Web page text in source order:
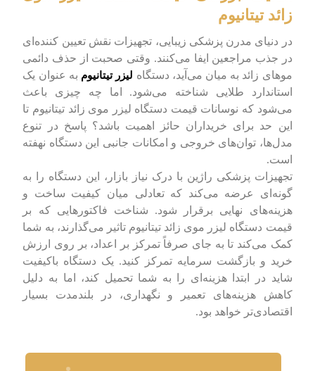
زائد تیتانیوم
در دنیای مدرن پزشکی زیبایی، تجهیزات نقش تعیین کننده‌ای
در جذب مراجعین ایفا می‌کنند. وقتی صحبت از حذف دائمی
موهای زائد به میان می‌آید، دستگاه لیزر تیتانیوم به عنوان یک
استاندارد طلایی شناخته می‌شود. اما چه چیزی باعث
می‌شود که نوسانات قیمت دستگاه لیزر موی زائد تیتانیوم تا
این حد برای خریداران حائز اهمیت باشد؟ پاسخ در تنوع
مدل‌ها، توان‌های خروجی و امکانات جانبی این دستگاه نهفته
است.
تجهیزات پزشکی راژین با درک نیاز بازار، این دستگاه را به
گونه‌ای عرضه می‌کند که تعادلی میان کیفیت ساخت و
هزینه‌های نهایی برقرار شود. شناخت فاکتورهایی که بر
قیمت دستگاه لیزر موی زائد تیتانیوم تاثیر می‌گذارند، به شما
کمک می‌کند تا به جای صرفاً تمرکز بر اعداد، بر روی ارزش
خرید و بازگشت سرمایه تمرکز کنید. یک دستگاه باکیفیت
شاید در ابتدا هزینه‌ای را به شما تحمیل کند، اما به دلیل
کاهش هزینه‌های تعمیر و نگهداری، در بلندمدت بسیار
اقتصادی‌تر خواهد بود.